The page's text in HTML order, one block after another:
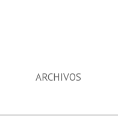
ARCHIVOS